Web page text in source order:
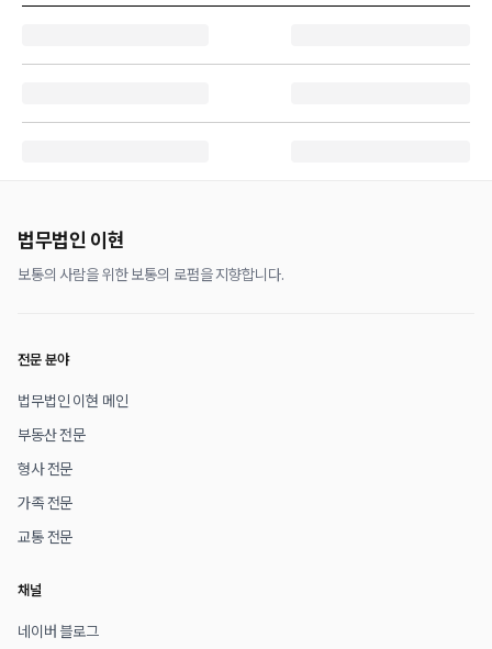
법무법인 이현
보통의 사람을 위한 보통의 로펌을 지향합니다.
전문 분야
법무법인 이현 메인
부동산 전문
형사 전문
가족 전문
교통 전문
채널
네이버 블로그